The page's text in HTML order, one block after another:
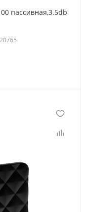
пассивная,3.5db